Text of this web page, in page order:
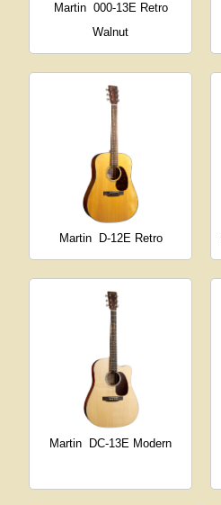
Martin 000-13E Retro
Walnut
Martin D-12E Retro
Martin DC-13E Modern